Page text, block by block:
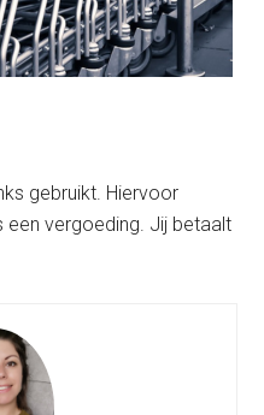
gebruikt. Hiervoor
een vergoeding. Jij betaalt